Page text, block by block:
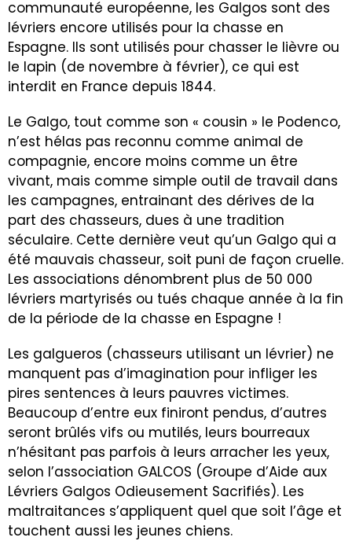
communauté européenne, les Galgos sont des
lévriers encore utilisés pour la chasse en
Espagne. Ils sont utilisés pour chasser le lièvre ou
le lapin (de novembre à février), ce qui est
interdit en France depuis 1844.
Le Galgo, tout comme son « cousin » le Podenco,
n’est hélas pas reconnu comme animal de
compagnie, encore moins comme un être
vivant, mais comme simple outil de travail dans
les campagnes, entrainant des dérives de la
part des chasseurs, dues à une tradition
séculaire. Cette dernière veut qu’un Galgo qui a
été mauvais chasseur, soit puni de façon cruelle.
Les associations dénombrent plus de 50 000
lévriers martyrisés ou tués chaque année à la fin
de la période de la chasse en Espagne !
Les galgueros (chasseurs utilisant un lévrier) ne
manquent pas d’imagination pour infliger les
pires sentences à leurs pauvres victimes.
Beaucoup d’entre eux finiront pendus, d’autres
seront brûlés vifs ou mutilés, leurs bourreaux
n’hésitant pas parfois à leurs arracher les yeux,
selon l’association GALCOS (Groupe d’Aide aux
Lévriers Galgos Odieusement Sacrifiés). Les
maltraitances s’appliquent quel que soit l’âge et
touchent aussi les jeunes chiens.